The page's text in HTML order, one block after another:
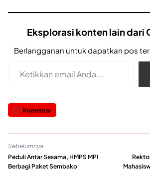
Eksplorasi konten lain
Berlangganan untuk dapatkan pos
Komentar
Sebelumnya
Peduli Antar Sesama, HMPS MPI
Berbagi Paket Sembako